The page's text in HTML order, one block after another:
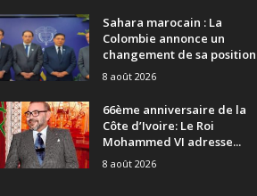
Sahara marocain : La
Colombie annonce un
changement de sa
8 août 2026
66ème anniversaire de la
Côte d’Ivoire: Le Roi
Mohammed VI adresse...
8 août 2026